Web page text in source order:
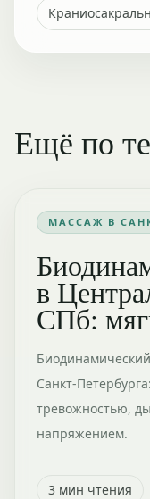
Ещё по
МАССАЖ В
в
СПб:
Санкт-
тревожностью,
напряжением.
3 мин чтения